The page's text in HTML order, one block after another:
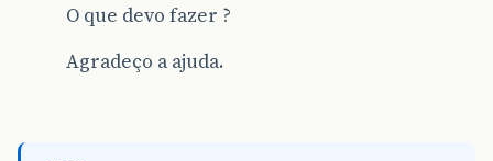
O que devo fazer ?
Agradeço a ajuda.